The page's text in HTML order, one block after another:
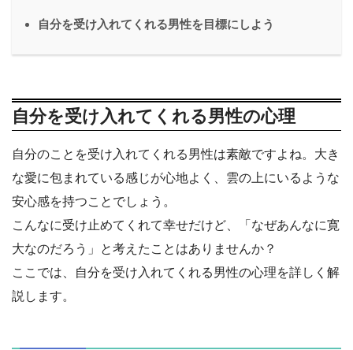
自分を受け入れてくれる男性を目標にしよう
自分を受け入れてくれる男性の心理
自分のことを受け入れてくれる男性は素敵ですよね。大き
な愛に包まれている感じが心地よく、雲の上にいるような
安心感を持つことでしょう。
こんなに受け止めてくれて幸せだけど、「なぜあんなに寛
大なのだろう」と考えたことはありませんか？
ここでは、自分を受け入れてくれる男性の心理を詳しく解
説します。